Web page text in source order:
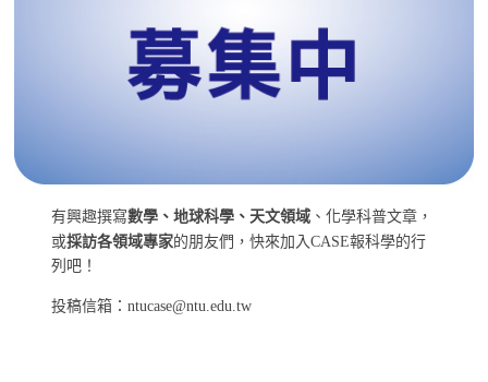
有興趣撰寫數學、地球科學、天文領域 、化學科普文章，
或採訪各領域專家的朋友們，快來加入CASE報科學的行
列吧！
投稿信箱：ntucase@ntu.edu.tw